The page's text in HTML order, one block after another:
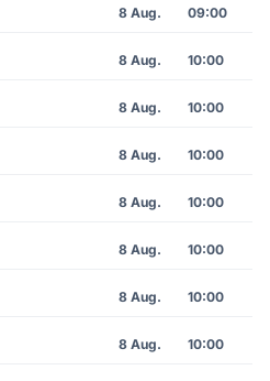
8 Aug. 09:00
8 Aug. 10:00
8 Aug. 10:00
8 Aug. 10:00
8 Aug. 10:00
8 Aug. 10:00
8 Aug. 10:00
8 Aug. 10:00